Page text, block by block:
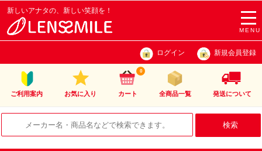
MENU
新しいアナタの、新しい笑顔を！
ログイン 新規会員登録
ご利用案内 お気に入り カート
0
全商品一覧 発送について